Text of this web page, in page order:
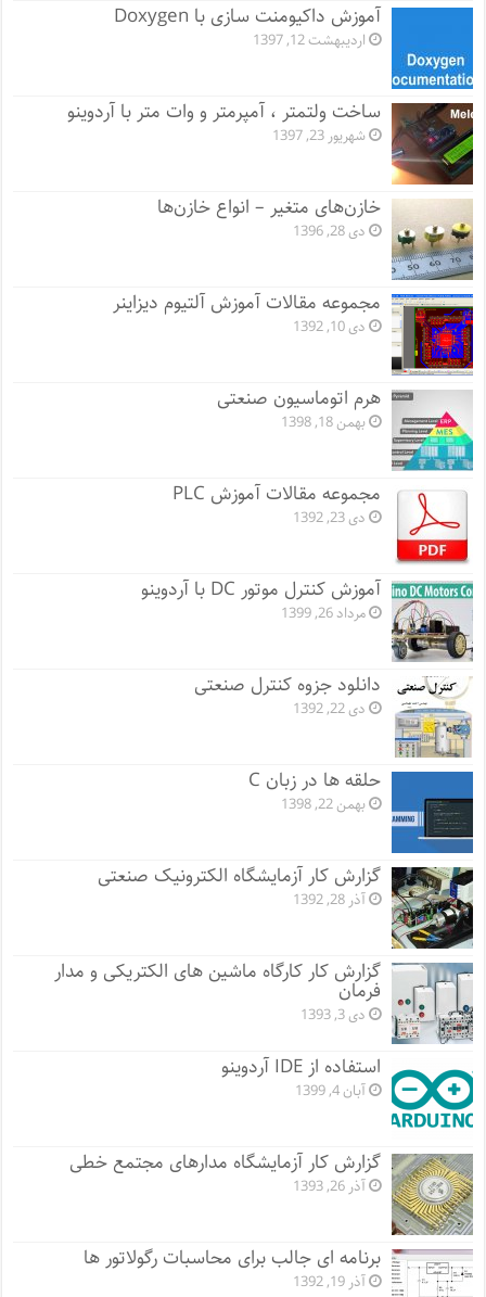
آموزش داکیومنت سازی با Doxygen
اردیبهشت 12, 1397
ساخت ولتمتر ، آمپرمتر و وات متر با آردوینو
شهریور 23, 1397
خازن‌های متغیر – انواع خازن‌ها
دی 28, 1396
مجموعه مقالات آموزش آلتیوم دیزاینر
دی 10, 1392
هرم اتوماسیون صنعتی
بهمن 18, 1398
مجموعه مقالات آموزش PLC
دی 23, 1392
آموزش کنترل موتور DC با آردوینو
مرداد 26, 1399
دانلود جزوه کنترل صنعتی
دی 22, 1392
حلقه ها در زبان C
بهمن 22, 1398
گزارش کار آزمایشگاه الکترونیک صنعتی
آذر 28, 1392
گزارش کار کارگاه ماشین های الکتریکی و مدار
فرمان
دی 3, 1393
استفاده از IDE آردوینو
آبان 4, 1399
گزارش کار آزمایشگاه مدارهای مجتمع خطی
آذر 26, 1393
برنامه ای جالب برای محاسبات رگولاتور ها
آذر 19, 1392